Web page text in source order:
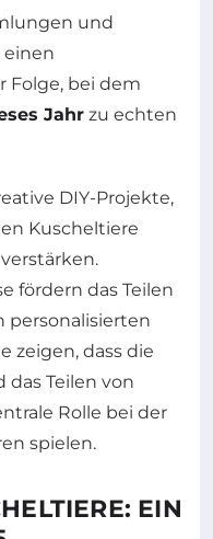
und
einen
Folge, bei dem
Jahr zu echten
DIY-Projekte,
Kuscheltiere
fördern das Teilen
personalisierten
zeigen, dass die
Teilen von
Rolle bei der
spielen.
EIN